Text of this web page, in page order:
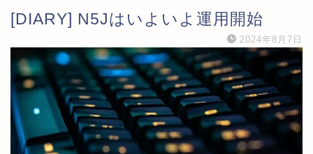
[DIARY] N5Jはいよいよ運用開始
2024年8月7日